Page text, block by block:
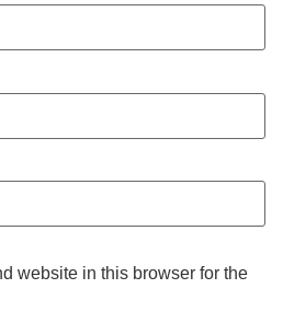
website in this browser for the